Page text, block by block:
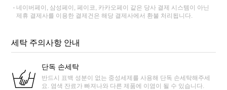
네이버페이, 삼성페이, 페이코, 카카오페이 같은 당사 결제 시스템이 아닌
제휴 결제사를 이용한 결제건은 해당 결제사에서 환불 처리됩니다.
세탁 주의사항 안내
단독 손세탁
반드시 표백 성분이 없는 중성세제를 사용해 단독 손세탁해주세
요. 염색 잔료가 빠져나와 다른 제품에 이염이 될 수 있습니다.